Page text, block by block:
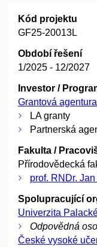
Kód projektu
GF25-20013L
Období řešení
1/2025 - 12/2027
Investor /
Grantová
LA granty
Partnerská
Fakulta /
Přírodovědecká
prof. RNDr.
Spolupracující
Univerzita
Odpovědná
České vysoké